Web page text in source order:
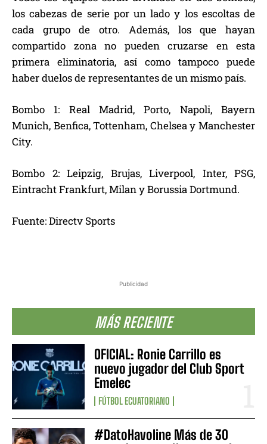
Publicidad
MÁS RECIENTE
OFICIAL: Ronie Carrillo es
nuevo jugador del Club Sport
Emelec
FÚTBOL ECUATORIANO
#DatoHavoline Más de 30
los cabezas de serie por un lado y los escoltas de
cada grupo de otro. Además, los que hayan
compartido zona no pueden cruzarse en esta
primera eliminatoria, así como tampoco puede
haber duelos de representantes de un mismo país.
Bombo 1: Real Madrid, Porto, Napoli, Bayern
Munich, Benfica, Tottenham, Chelsea y Manchester
City.
Bombo 2: Leipzig, Brujas, Liverpool, Inter, PSG,
Eintracht Frankfurt, Milan y Borussia Dortmund.
Fuente: Directv Sports